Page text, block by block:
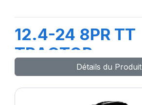
12.4-24 8PR TT
TRACTOR
Détails du Produit